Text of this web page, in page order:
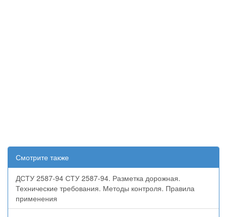
Смотрите также
ДСТУ 2587-94 СТУ 2587-94. Разметка дорожная.
Технические требования. Методы контроля. Правила
применения